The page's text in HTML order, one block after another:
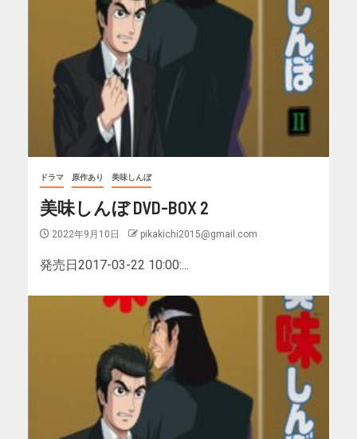
ドラマ 原作あり 美味しんぼ
美味しんぼ DVD-BOX 2
2022年9月10日 pikakichi2015@gmail.com
発売日2017-03-22 10:00:...